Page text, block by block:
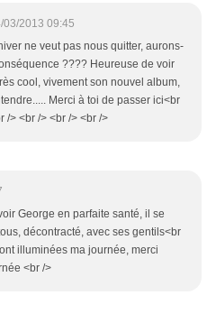
03/2013 09:45
ne veut pas nous quitter, aurons-
???? Heureuse de voir
cool, vivement son nouvel album,
Merci à toi de passer ici<br
/> <br /> <br /> <br />
George en parfaite santé, il se
décontracté, avec ses gentils<br
illuminées ma journée, merci
<br />